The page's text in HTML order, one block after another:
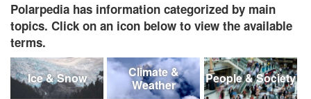
Polarpedia has information categorized by main
topics. Click on an icon below to view the available
terms.
Ice & Snow
Climate &
Weather
People & Society